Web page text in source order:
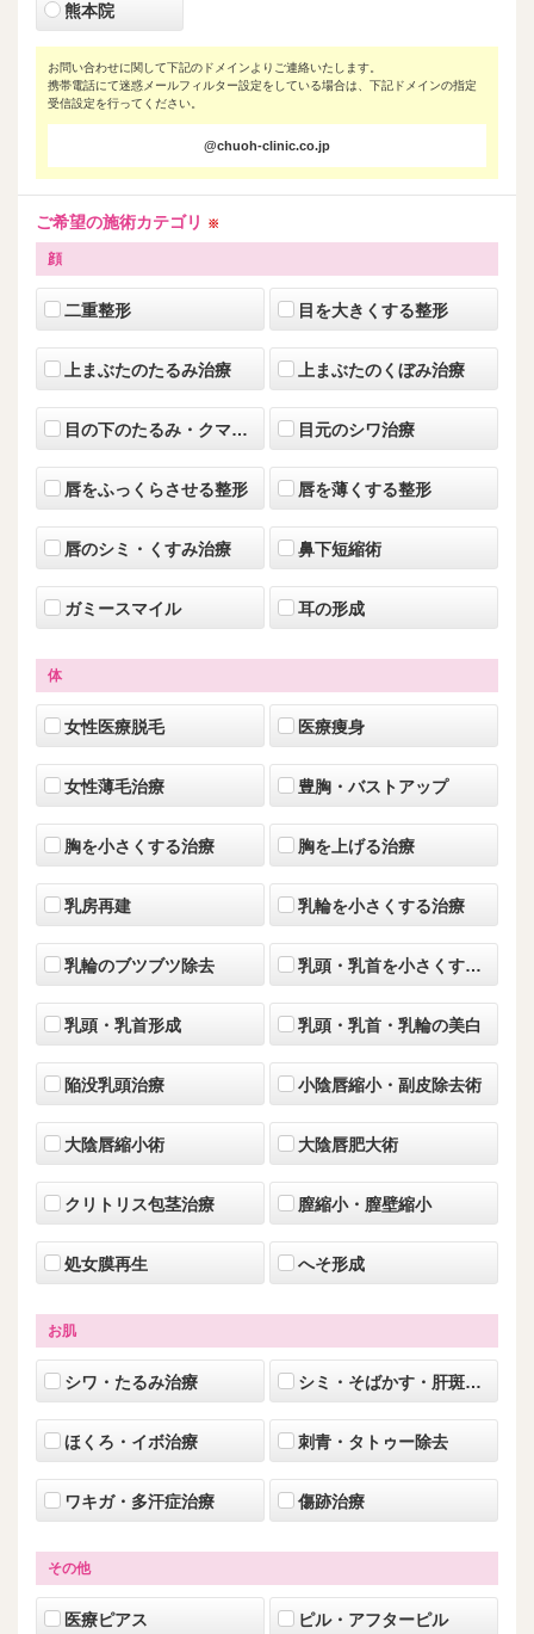
熊本院
お問い合わせに関して下記のドメインよりご連絡いたします。
携帯電話にて迷惑メールフィルター設定をしている場合は、下記ドメインの指定
受信設定を行ってください。
@chuoh-clinic.co.jp
ご希望の施術カテゴリ ※
顔
二重整形 目を大きくする整形
上まぶたのたるみ治療 上まぶたのくぼみ治療
目の下のたるみ・クマ治療 目元のシワ治療
唇をふっくらさせる整形 唇を薄くする整形
唇のシミ・くすみ治療 鼻下短縮術
ガミースマイル 耳の形成
体
女性医療脱毛 医療痩身
女性薄毛治療 豊胸・バストアップ
胸を小さくする治療 胸を上げる治療
乳房再建 乳輪を小さくする治療
乳輪のブツブツ除去 乳頭・乳首を小さくする治療
乳頭・乳首形成 乳頭・乳首・乳輪の美白
陥没乳頭治療 小陰唇縮小・副皮除去術
大陰唇縮小術 大陰唇肥大術
クリトリス包茎治療 膣縮小・膣壁縮小
処女膜再生 へそ形成
お肌
シワ・たるみ治療 シミ・そばかす・肝斑・美肌治療
ほくろ・イボ治療 刺青・タトゥー除去
ワキガ・多汗症治療 傷跡治療
その他
医療ピアス ピル・アフターピル